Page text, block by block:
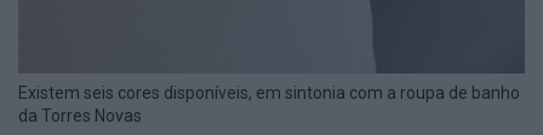
Existem seis cores disponíveis, em sintonia com a roupa de banho
da Torres Novas